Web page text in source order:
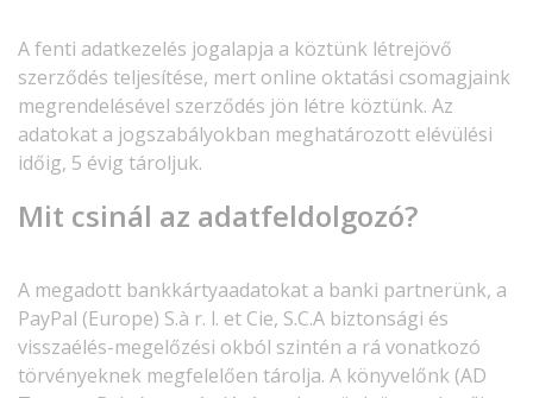
A fenti adatkezelés jogalapja a köztünk létrejövő
szerződés teljesítése, mert online oktatási csomagjaink
megrendelésével szerződés jön létre köztünk. Az
adatokat a jogszabályokban meghatározott elévülési
időig, 5 évig tároljuk.
Mit csinál az adatfeldolgozó?
A megadott bankkártyaadatokat a banki partnerünk, a
PayPal (Europe) S.à r. l. et Cie, S.C.A biztonsági és
visszaélés-megelőzési okból szintén a rá vonatkozó
törvényeknek megfelelően tárolja. A könyvelőnk (AD